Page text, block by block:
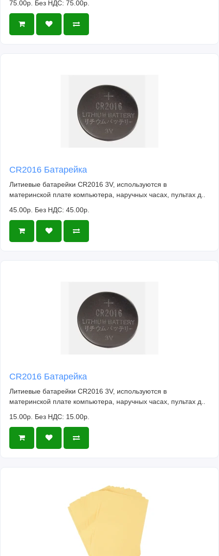
75.00р. Без НДС: 75.00р.
CR2016 Батарейка
Литиевые батарейки CR2016 3V, используются в
материнской плате компьютера, наручных часах, пультах д..
45.00р. Без НДС: 45.00р.
CR2016 Батарейка
Литиевые батарейки CR2016 3V, используются в
материнской плате компьютера, наручных часах, пультах д..
15.00р. Без НДС: 15.00р.